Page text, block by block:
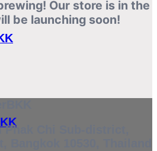
Our store is in the
be launching soon!
Phak Chi Sub-district,